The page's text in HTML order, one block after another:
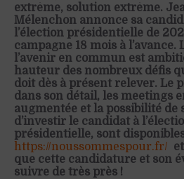
extrême, solution extrême.
Mélenchon annonce sa
l’élection présidentielle de
campagne 18 mois à l’avance.
l’avenir en commun est
hauteur des nombreux défis
doit dès à présent relever. Le
dans son détail, les meetings
augmentée et la possibilité de
d’investir le candidat à
présidentielle, sont
https://noussommespour.fr/
que cette candidature et son
suivre de très près !